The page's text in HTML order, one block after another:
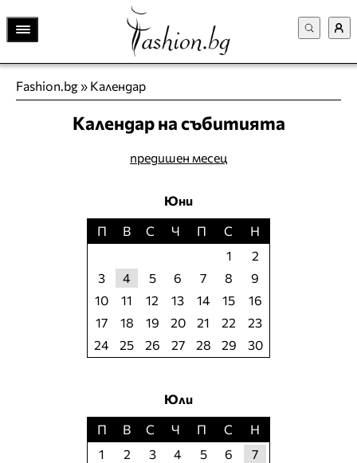
Fashion.bg» Календар
Календар на събитията
предишен месец
Юни
П
В С Ч П С
Н
1
2
3
4 5 6 7 8
9
10
11 12 13 14 15
16
17
18 19 20 21 22
23
24
25 26 27 28 29 30
Юли
П
В С Ч П С
Н
1
2 3 4 5 6
7